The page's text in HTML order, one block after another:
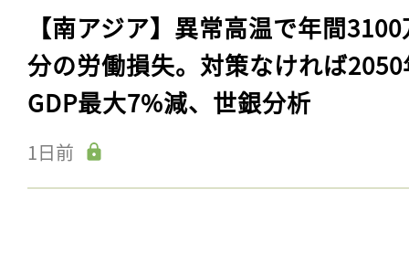
【南アジア】異常高温で年間
分の労働損失。対策なければ
GDP最大7%減、世銀分析
1日前